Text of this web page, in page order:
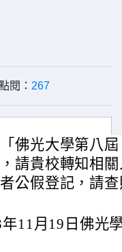
閱： 267
佛光大學第八
請貴校轉知相
公假登記，請
11月19日佛光